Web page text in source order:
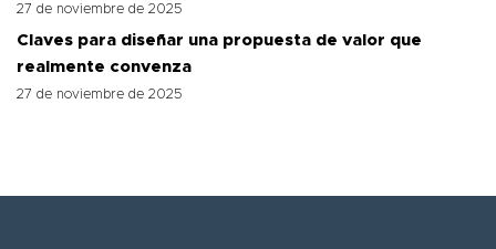
27 de noviembre de 2025
Claves para diseñar una propuesta de valor que
realmente convenza
27 de noviembre de 2025